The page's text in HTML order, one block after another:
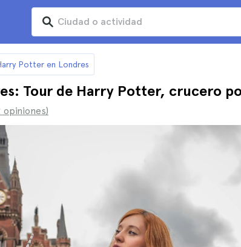
Potter en Londres
Tour de Harry Potter, crucero
opiniones)